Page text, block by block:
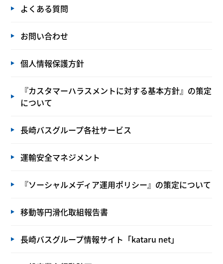
よくある質問
お問い合わせ
個人情報保護方針
『カスタマーハラスメントに対する基本方針』の策定
について
長崎バスグループ各社サービス
運輸安全マネジメント
『ソーシャルメディア運用ポリシー』の策定について
移動等円滑化取組報告書
長崎バスグループ情報サイト「kataru net」